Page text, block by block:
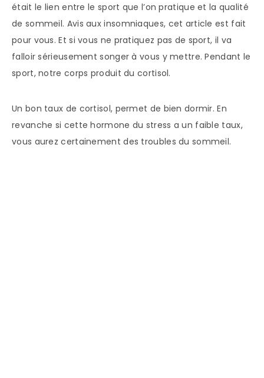
était le lien entre le sport que l’on pratique et la qualité
de sommeil. Avis aux insomniaques, cet article est fait
pour vous. Et si vous ne pratiquez pas de sport, il va
falloir sérieusement songer à vous y mettre. Pendant le
sport, notre corps produit du cortisol.
Un bon taux de cortisol, permet de bien dormir. En
revanche si cette hormone du stress a un faible taux,
vous aurez certainement des troubles du sommeil.